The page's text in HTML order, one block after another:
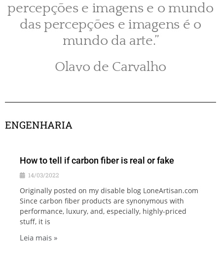
percepções e imagens e o mundo
das percepções e imagens é o
mundo da arte.”
Olavo de Carvalho
ENGENHARIA
How to tell if carbon fiber is real or fake
14/03/2022
Originally posted on my disable blog LoneArtisan.com
Since carbon fiber products are synonymous with
performance, luxury, and, especially, highly-priced
stuff, it is
Leia mais »